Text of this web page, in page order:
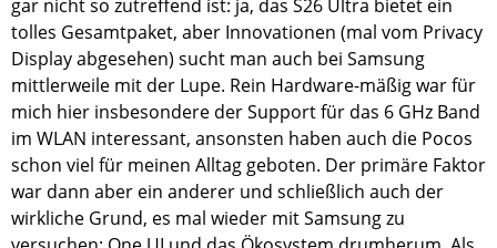
gar nicht so zutreffend ist: ja, das S26 Ultra bietet ein
tolles Gesamtpaket, aber Innovationen (mal vom Privacy
Display abgesehen) sucht man auch bei Samsung
mittlerweile mit der Lupe. Rein Hardware-mäßig war für
mich hier insbesondere der Support für das 6 GHz Band
im WLAN interessant, ansonsten haben auch die Pocos
schon viel für meinen Alltag geboten. Der primäre Faktor
war dann aber ein anderer und schließlich auch der
wirkliche Grund, es mal wieder mit Samsung zu